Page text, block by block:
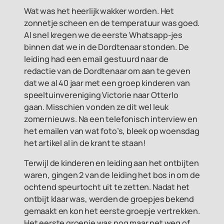
Wat was het heerlijk wakker worden. Het
zonnetje scheen en de temperatuur was goed.
Al snel kregen we de eerste Whatsapp-jes
binnen dat we in de Dordtenaar stonden. De
leiding had een email gestuurd naar de
redactie van de Dordtenaar om aan te geven
dat we al 40 jaar met een groep kinderen van
speeltuinvereniging Victorie naar Otterlo
gaan. Misschien vonden ze dit wel leuk
zomernieuws. Na een telefonisch interview en
het emailen van wat foto’s, bleek op woensdag
het artikel al in de krant te staan!
Terwijl de kinderen en leiding aan het ontbijten
waren, gingen 2 van de leiding het bos in om de
ochtend speurtocht uit te zetten. Nadat het
ontbijt klaar was, werden de groepjes bekend
gemaakt en kon het eerste groepje vertrekken.